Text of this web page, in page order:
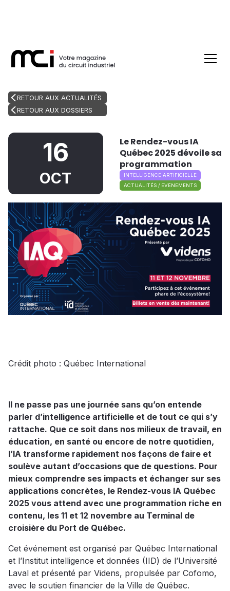
RETOUR AUX ACTUALITÉS
RETOUR AUX DOSSIERS
16
OCT
Le Rendez-vous IA
Québec 2025 dévoile sa
programmation
ACTUALITÉS / EVÈNEMENTS
INTELLIGENCE ARTIFICIELLE
Crédit photo : Québec International
Il ne passe pas une journée sans qu’on entende
parler d’intelligence artificielle et de tout ce qui s’y
rattache. Que ce soit dans nos milieux de travail, en
éducation, en santé ou encore de notre quotidien,
l’IA transforme rapidement nos façons de faire et
soulève autant d’occasions que de questions. Pour
mieux comprendre ses impacts et échanger sur ses
applications concrètes, le Rendez-vous IA Québec
2025 vous attend avec une programmation riche en
contenu, les 11 et 12 novembre au Terminal de
croisière du Port de Québec.
Cet événement est organisé par Québec International
et l’Institut intelligence et données (IID) de l’Université
Laval et présenté par Videns, propulsée par Cofomo,
avec le soutien financier de la Ville de Québec.